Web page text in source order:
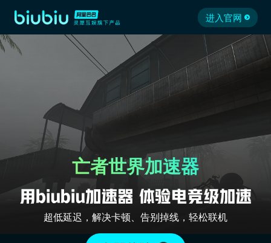
进入官网
亡者世界加速器
超低延迟，解决卡顿、告别掉线，轻松联机